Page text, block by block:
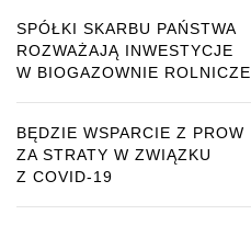
SPÓŁKI SKARBU PAŃSTWA
ROZWAŻAJĄ INWESTYCJE
W BIOGAZOWNIE ROLNICZE
BĘDZIE WSPARCIE Z PROW
ZA STRATY W ZWIĄZKU
Z COVID-19